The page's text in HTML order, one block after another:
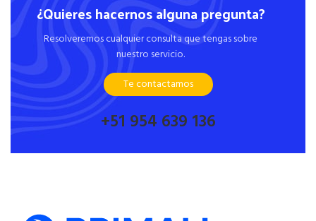
¿Quieres hacernos alguna pregunta?
Resolveremos cualquier consulta que tengas sobre
nuestro servicio.
Te contactamos
+51 954 639 136